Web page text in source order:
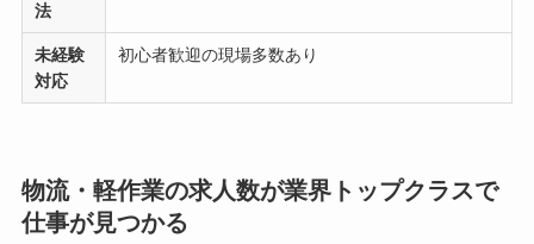
法
未経験
対応
初心者歓迎の現場多数あり
物流・軽作業の求人数が業界トップクラスで
仕事が見つかる